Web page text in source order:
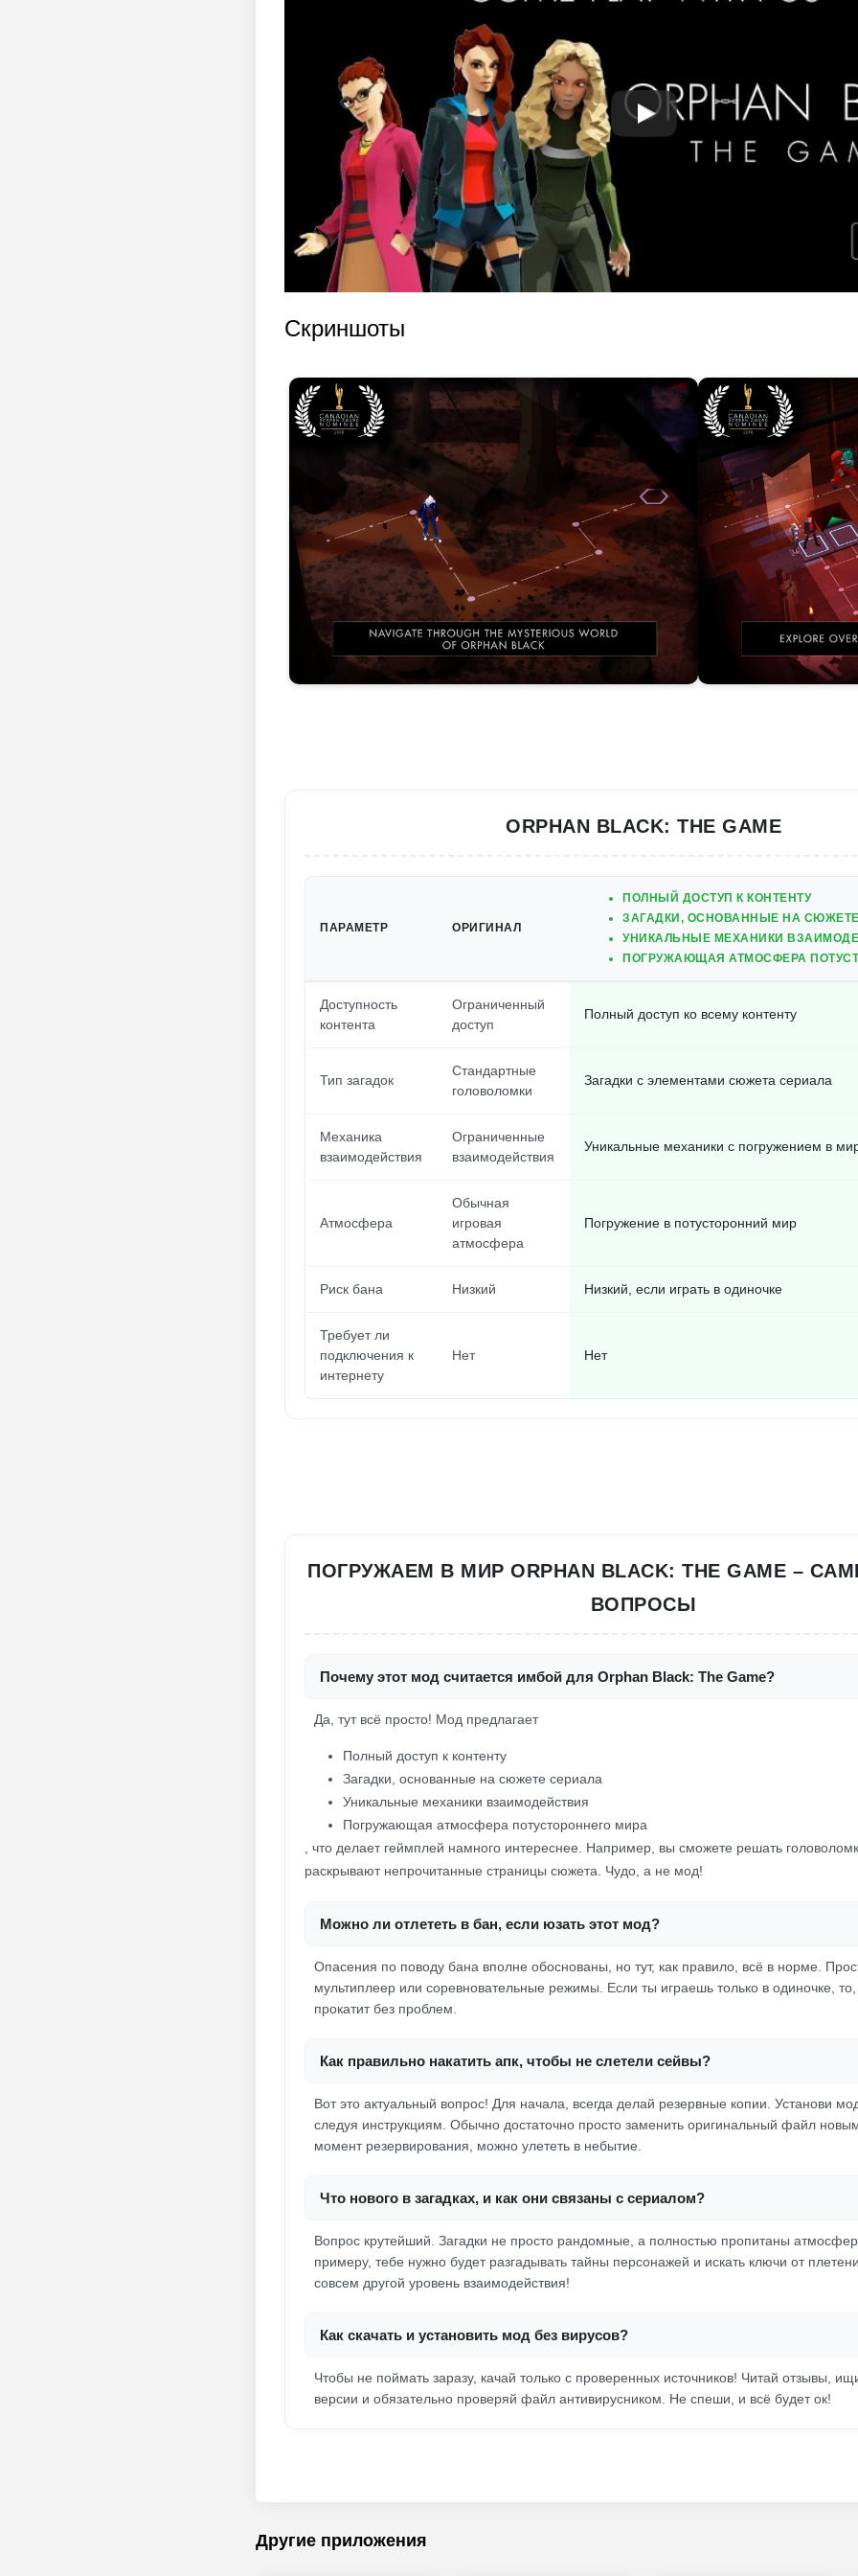
Скриншоты
ORPHAN BLACK: THE GAME
ПАРАМЕТР ОРИГИНАЛ
ПОЛНЫЙ ДОСТУП К КОНТЕНТУ
ЗАГАДКИ, ОСНОВАННЫЕ НА
УНИКАЛЬНЫЕ МЕХАНИКИ
ПОГРУЖАЮЩАЯ АТМОСФЕРА
Доступность
контента
Ограниченный
доступ
Полный доступ ко всему контенту
Тип загадок
Стандартные
головоломки
Загадки с элементами сюжета сериала
Механика
взаимодействия
Ограниченные
взаимодействия
Уникальные механики с погружением в
Атмосфера
Обычная
игровая
атмосфера
Погружение в потусторонний мир
Риск бана Низкий Низкий, если играть в одиночке
Требует ли
подключения к
интернету
Нет Нет
ПОГРУЖАЕМ В МИР ORPHAN BLACK: THE GAME –
ВОПРОСЫ
Почему этот мод считается имбой для Orphan Black: The Game?
Да, тут всё просто! Мод предлагает
Полный доступ к контенту
Загадки, основанные на сюжете сериала
Уникальные механики взаимодействия
Погружающая атмосфера потустороннего мира
, что делает геймплей намного интереснее. Например, вы сможете решать
раскрывают непрочитанные страницы сюжета. Чудо, а не мод!
Можно ли отлететь в бан, если юзать этот мод?
Опасения по поводу бана вполне обоснованы, но тут, как правило, всё в норме.
мультиплеер или соревновательные режимы. Если ты играешь только в одиночке, то,
прокатит без проблем.
Как правильно накатить апк, чтобы не слетели сейвы?
Вот это актуальный вопрос! Для начала, всегда делай резервные копии. Установи
следуя инструкциям. Обычно достаточно просто заменить оригинальный файл
момент резервирования, можно улететь в небытие.
Что нового в загадках, и как они связаны с сериалом?
Вопрос крутейший. Загадки не просто рандомные, а полностью пропитаны
примеру, тебе нужно будет разгадывать тайны персонажей и искать ключи от
совсем другой уровень взаимодействия!
Как скачать и установить мод без вирусов?
Чтобы не поймать заразу, качай только с проверенных источников! Читай отзывы,
версии и обязательно проверяй файл антивирусником. Не спеши, и всё будет ок!
Другие приложения